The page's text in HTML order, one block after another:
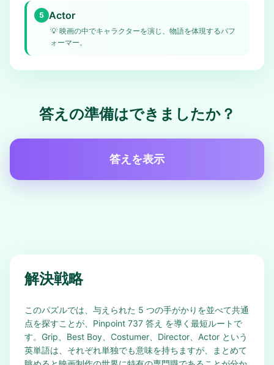
5 Actor
💡 映画の中でキャラクターを演じ、物語を体現するパフ
ォーマー。
答えの準備はできましたか？
答えを表示
解決戦略
このパズルでは、与えられた 5 つの手がかりを並べて共通
点を探すことが、Pinpoint 737 答え を導く最短ルートで
す。Grip、Best Boy、Costumer、Director、Actor という
英単語は、それぞれ単独でも意味を持ちますが、まとめて